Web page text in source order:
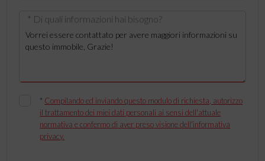
* Di quali informazioni hai bisogno?
* Compilando ed inviando questo modulo di richiesta, autorizzo
il trattamento dei miei dati personali ai sensi dell'attuale
normativa e confermo di aver preso visione dell'informativa
privacy.